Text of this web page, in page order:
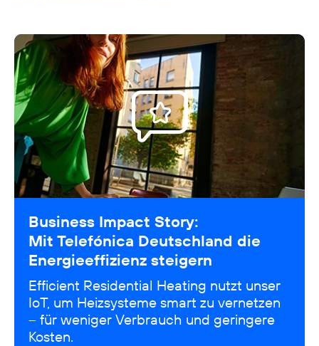
Business Impact Story:
Mit Telefónica Deutschland die
Energieeffizienz steigern
Efficient Residential Heating nutzt unser
IoT, um Heizsysteme smart zu vernetzen
– für weniger Verbrauch und geringere
Kosten.